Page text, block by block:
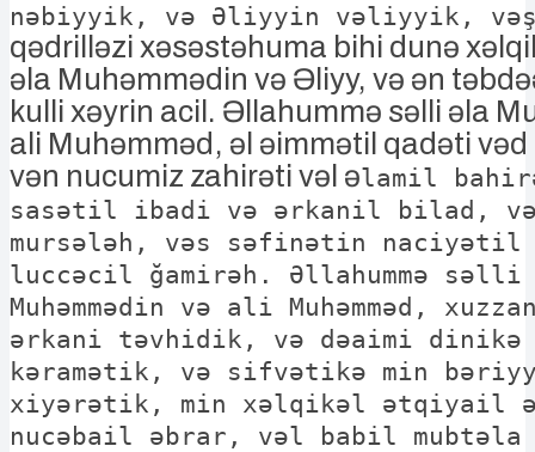
nəbiyyik, və Əliyyin vəliyyik,
qədrilləzi xəsəstəhuma bihi dunə
əla Muhəmmədin və Əliyy, və ən
kulli xəyrin acil. Əllahummə səlli əla
ali Muhəmməd, əl əimmətil qadəti
vən nucumiz zahirəti vəl əlamil
sasətil ibadi və ərkanil bilad,
mursələh, vəs səfinətin
luccəcil ğamirəh. Əllahummə səlli
Muhəmmədin və ali Muhəmməd,
ərkani təvhidik, və dəaimi dinikə
kəramətik, və sifvətikə min
xiyərətik, min xəlqikəl ətqiyail
nucəbail əbrar, vəl babil